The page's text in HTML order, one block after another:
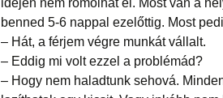
idején nem romolhat el. Most van a
benned 5-6 nappal ezelőttig. Most
– Hát, a férjem végre munkát vállalt.
– Eddig mi volt ezzel a problémád?
– Hogy nem haladtunk sehová.